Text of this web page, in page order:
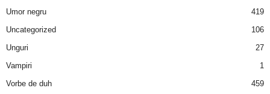
Umor negru
419
Uncategorized
106
Unguri
27
Vampiri
1
Vorbe de duh
459